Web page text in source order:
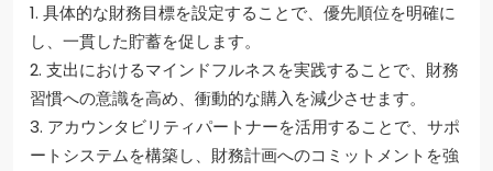
1. 具体的な財務目標を設定することで、優先順位を明確に
し、一貫した貯蓄を促します。
2. 支出におけるマインドフルネスを実践することで、財務
習慣への意識を高め、衝動的な購入を減少させます。
3. アカウンタビリティパートナーを活用することで、サポ
ートシステムを構築し、財務計画へのコミットメントを強